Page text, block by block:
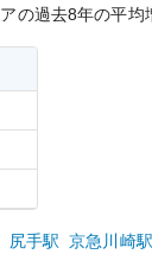
の過去8年の平均
尻手駅 京急川崎駅